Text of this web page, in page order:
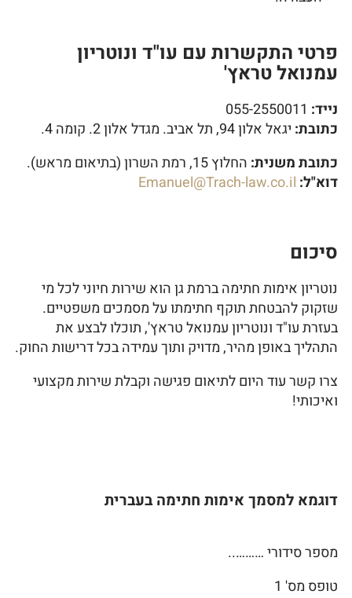
פרטי התקשרות עם עו"ד ונוטריון
עמנואל טראץ'
נייד:
כתובת: יגאל אלון 94, תל אביב. מגדל אלון 2. קומה 4.
כתובת משנית: החלוץ 15, רמת השרון (בתיאום מראש).
דוא"ל: Emanuel@Trach-law.co.il
סיכום
נוטריון אימות חתימה ברמת גן הוא שירות חיוני לכל מי
שזקוק להבטחת תוקף חתימתו על מסמכים משפטיים.
בעזרת עו"ד ונוטריון עמנואל טראץ', תוכלו לבצע את
התהליך באופן מהיר, מדויק ותוך עמידה בכל דרישות החוק.
צרו קשר עוד היום לתיאום פגישה וקבלת שירות מקצועי
ואיכותי!
דוגמא למסמך אימות חתימה בעברית
מספר סידורי ………..
טופס מס' 1